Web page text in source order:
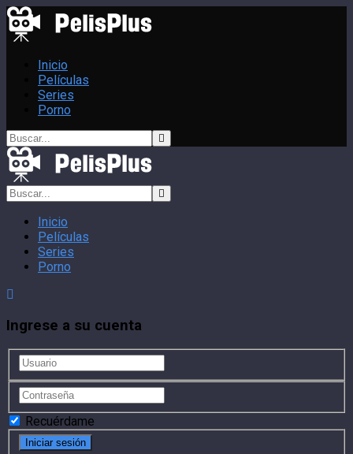
Inicio
Películas
Series
Porno
Inicio
Películas
Series
Porno
Ingrese a su cuenta
Recuérdame